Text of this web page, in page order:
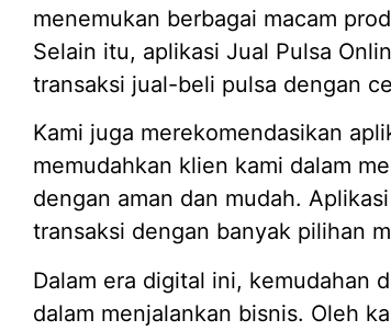
menemukan berbagai macam
Selain itu, aplikasi Jual Pulsa
transaksi jual-beli pulsa dengan
Kami juga merekomendasikan
memudahkan klien kami dalam
dengan aman dan mudah.
transaksi dengan banyak pilihan
Dalam era digital ini, kemudahan
dalam menjalankan bisnis. Oleh